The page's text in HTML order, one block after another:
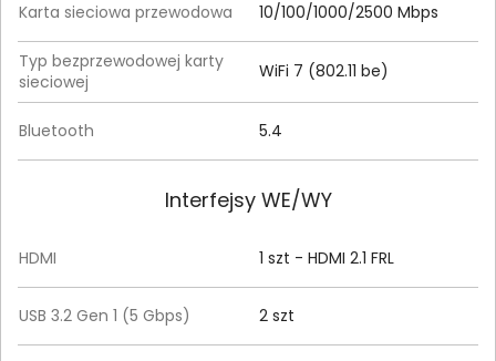
Karta sieciowa przewodowa 10/100/1000/2500 Mbps
Typ bezprzewodowej karty
sieciowej
WiFi 7 (802.11 be)
Bluetooth 5.4
Interfejsy WE/WY
HDMI 1 szt - HDMI 2.1 FRL
USB 3.2 Gen 1 (5 Gbps) 2 szt